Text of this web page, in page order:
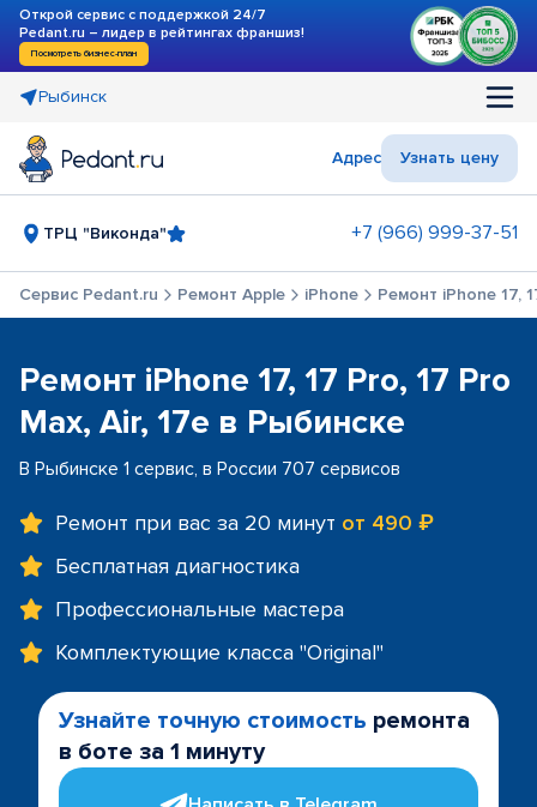
Открой сервис с поддержкой 24/7
Pedant.ru – лидер в рейтингах франшиз!
Посмотреть бизнес-план
Рыбинск
Адрес Узнать цену
ТРЦ "Виконда" +7 (966) 999-37-51
Сервис Pedant.ru Ремонт Apple iPhone Ремонт iPhone 17,
Ремонт iPhone 17, 17 Pro, 17 Pro
Max, Air, 17e в Рыбинске
В Рыбинске 1 сервис, в России 707 сервисов
Ремонт при вас за 20 минут от 490 ₽
Бесплатная диагностика
Профессиональные мастера
Комплектующие класса "Original"
Узнайте точную стоимость ремонта
в боте за 1 минуту